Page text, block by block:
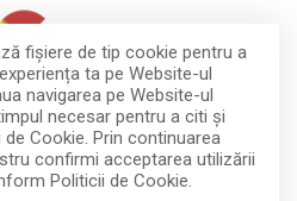
fişiere de tip cookie pentru a
ta pe Website-ul
navigarea pe Website-ul
necesar pentru a citi și
Cookie. Prin continuarea
confirmi acceptarea utilizării
Politicii de Cookie.
Cluj-Napoca
mai este activ !
RETRAS